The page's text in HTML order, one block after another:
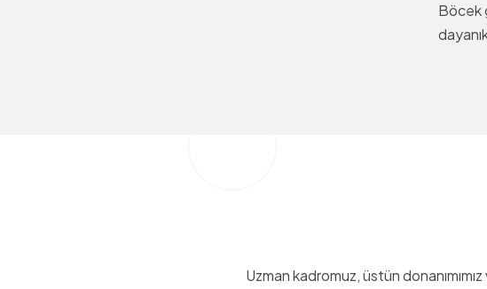
Böcek
Uzman kadromuz, üstün